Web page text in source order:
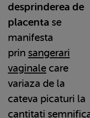
desprinderea de
placenta se
manifesta
prin sangerari
vaginale care
variaza de la
cateva picaturi la
cantitati